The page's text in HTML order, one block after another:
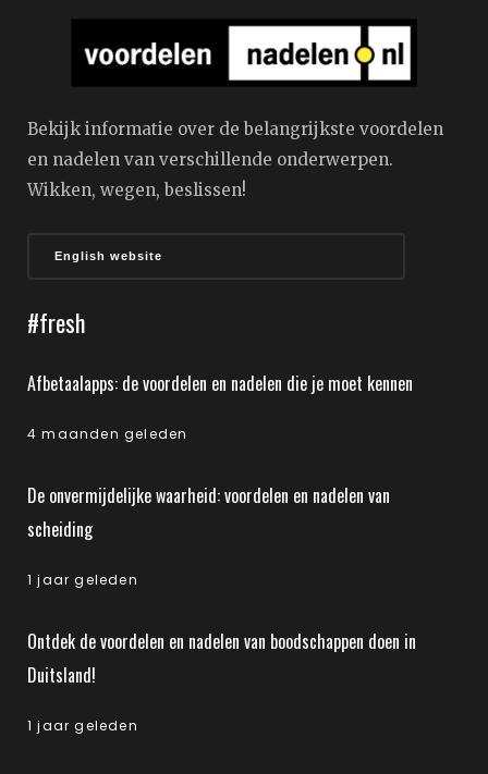
Bekijk informatie over de belangrijkste voordelen
en nadelen van verschillende onderwerpen.
Wikken, wegen, beslissen!
English website
#fresh
Afbetaalapps: de voordelen en nadelen die je moet kennen
4 maanden geleden
De onvermijdelijke waarheid: voordelen en nadelen van
scheiding
1 jaar geleden
Ontdek de voordelen en nadelen van boodschappen doen in
Duitsland!
1 jaar geleden